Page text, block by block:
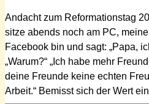
Andacht zum Reformationstag
sitze abends noch am PC,
Facebook bin und sagt: „Papa,
„Warum?“ „Ich habe mehr
deine Freunde keine echten
Arbeit.“ Bemisst sich der Wert